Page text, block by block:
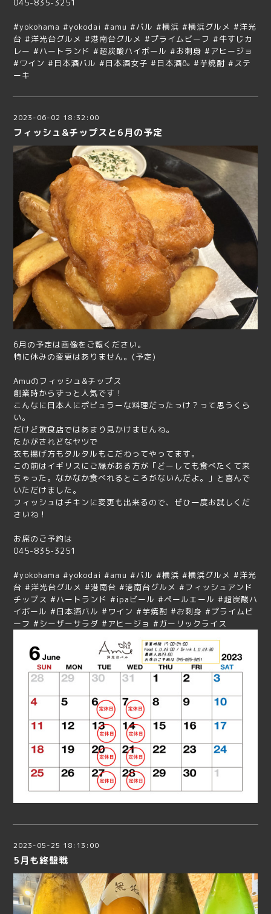
045-835-3251
#yokohama #yokodai #amu #バル #横浜 #横浜グルメ #洋光
台 #洋光台グルメ #港南台グルメ #プライムビーフ #牛すじカ
レー #ハートランド #超炭酸ハイボール #お刺身 #アヒージョ
#ワイン #日本酒バル #日本酒女子 #日本酒🍶 #芋焼酎 #ステ
ーキ
2023-06-02 18:32:00
フィッシュ&チップスと6月の予定
6月の予定は画像をご覧ください。
特に休みの変更はありません。(予定)
Amuのフィッシュ&チップス
創業時からずっと人気です！
こんなに日本人にポピュラーな料理だったっけ？って思うくら
い。
だけど飲食店ではあまり見かけませんね。
たかがされどなヤツで
衣も揚げ方もタルタルもこだわってやってます。
この前はイギリスにご縁がある方が「どーしても食べたくて来
ちゃった。なかなか食べれるところがないんだよ。」と喜んで
いただけました。
フィッシュはチキンに変更も出来るので、ぜひ一度お試しくだ
さいね！
お席のご予約は
045-835-3251
#yokohama #yokodai #amu #バル #横浜 #横浜グルメ #洋光
台 #洋光台グルメ #港南台 #港南台グルメ #フィッシュアンド
チップス #ハートランド #ipaビール #ペールエール #超炭酸ハ
イボール #日本酒バル #ワイン #芋焼酎 #お刺身 #プライムビ
ーフ #シーザーサラダ #アヒージョ #ガーリックライス
2023-05-25 18:13:00
5月も終盤戦